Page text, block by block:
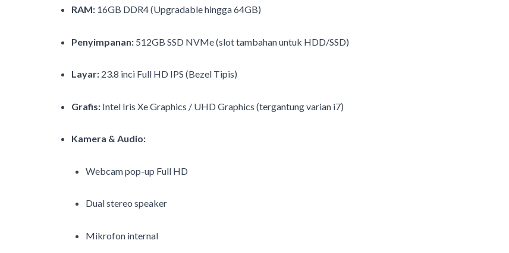
RAM: 16GB DDR4 (Upgradable hingga 64GB)
Penyimpanan: 512GB SSD NVMe (slot tambahan untuk HDD/SSD)
Layar: 23.8 inci Full HD IPS (Bezel Tipis)
Grafis: Intel Iris Xe Graphics / UHD Graphics (tergantung varian i7)
Kamera & Audio:
Webcam pop-up Full HD
Dual stereo speaker
Mikrofon internal